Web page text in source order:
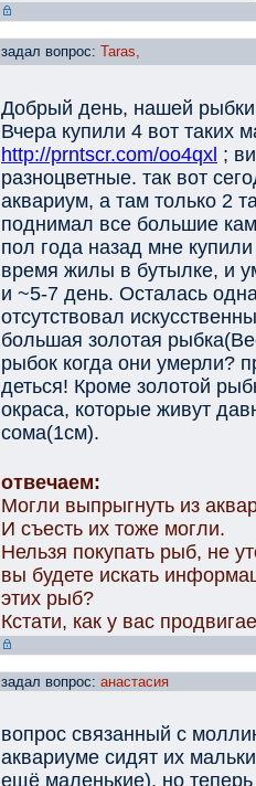
задал вопрос: Taras,
Добрый день, нашей
Вчера купили 4 вот таких
http://prntscr.com/oo4qxl ;
разноцветные. так вот
аквариум, а там только 2
поднимал все большие
пол года назад мне
время жилы в бутылке, и
и ~5-7 день. Осталась
отсутствовал
большая золотая
рыбок когда они умерли?
деться! Кроме золотой
окраса, которые живут
сома(1см).
отвечаем:
Могли выпрыгнуть из
И съесть их тоже могли.
Нельзя покупать рыб, не
вы будете искать
этих рыб?
Кстати, как у вас
задал вопрос: анастасия
вопрос связанный с
аквариуме сидят их
ещё маленькие), но теперь